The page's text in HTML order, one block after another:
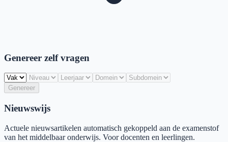
Genereer zelf vragen
Genereer
Nieuwswijs
Actuele nieuwsartikelen automatisch gekoppeld aan de examenstof
van het middelbaar onderwijs. Voor docenten en leerlingen.